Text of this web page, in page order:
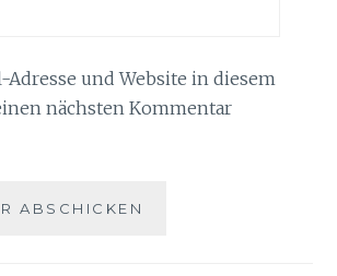
Adresse und Website in diesem
nächsten Kommentar